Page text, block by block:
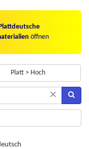
öffnen
Platt > Hoch
×